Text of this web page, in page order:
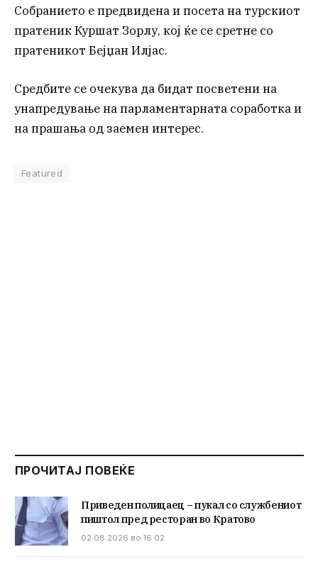
Собранието е предвидена и посета на турскиот
пратеник Куршат Зорлу, кој ќе се сретне со
пратеникот Бејџан Илјас.
Средбите се очекува да бидат посветени на
унапредување на парламентарната соработка и
на прашања од заемен интерес.
Featured
ПРОЧИТАЈ ПОВЕЌЕ
Приведен полицаец – пукал со службениот
пиштол пред ресторан во Кратово
02.08.2026 во 16:02